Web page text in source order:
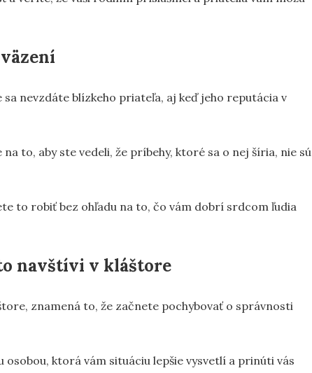
sa nevzdáte blízkeho priateľa, aj keď jeho reputácia v
to, aby ste vedeli, že príbehy, ktoré sa o nej šíria, nie sú
to robiť bez ohľadu na to, čo vám dobrí srdcom ľudia
navštívi v kláštore
znamená to, že začnete pochybovať o správnosti
ktorá vám situáciu lepšie vysvetlí a prinúti vás